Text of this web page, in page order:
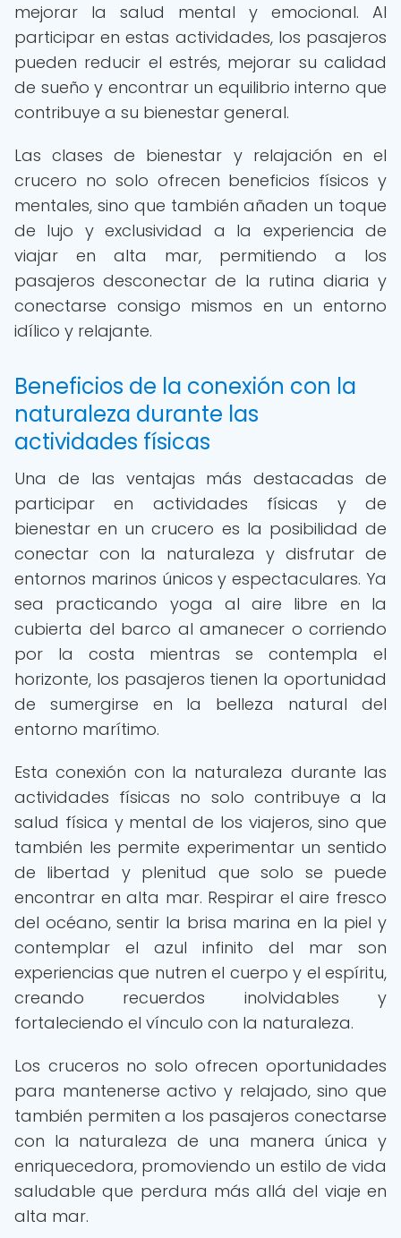
mejorar la salud mental y emocional. Al
participar en estas actividades, los pasajeros
pueden reducir el estrés, mejorar su calidad
de sueño y encontrar un equilibrio interno que
contribuye a su bienestar general.
Las clases de bienestar y relajación en el
crucero no solo ofrecen beneficios físicos y
mentales, sino que también añaden un toque
de lujo y exclusividad a la experiencia de
viajar en alta mar, permitiendo a los
pasajeros desconectar de la rutina diaria y
conectarse consigo mismos en un entorno
idílico y relajante.
Beneficios de la conexión con la
naturaleza durante las
actividades físicas
Una de las ventajas más destacadas de
participar en actividades físicas y de
bienestar en un crucero es la posibilidad de
conectar con la naturaleza y disfrutar de
entornos marinos únicos y espectaculares. Ya
sea practicando yoga al aire libre en la
cubierta del barco al amanecer o corriendo
por la costa mientras se contempla el
horizonte, los pasajeros tienen la oportunidad
de sumergirse en la belleza natural del
entorno marítimo.
Esta conexión con la naturaleza durante las
actividades físicas no solo contribuye a la
salud física y mental de los viajeros, sino que
también les permite experimentar un sentido
de libertad y plenitud que solo se puede
encontrar en alta mar. Respirar el aire fresco
del océano, sentir la brisa marina en la piel y
contemplar el azul infinito del mar son
experiencias que nutren el cuerpo y el espíritu,
creando recuerdos inolvidables y
fortaleciendo el vínculo con la naturaleza.
Los cruceros no solo ofrecen oportunidades
para mantenerse activo y relajado, sino que
también permiten a los pasajeros conectarse
con la naturaleza de una manera única y
enriquecedora, promoviendo un estilo de vida
saludable que perdura más allá del viaje en
alta mar.